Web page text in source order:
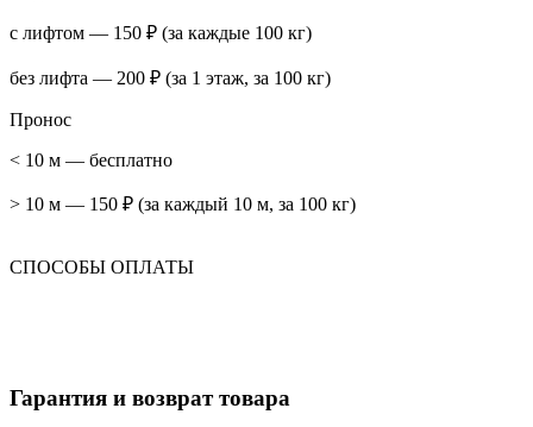
с лифтом — 150 ₽ (за каждые 100 кг)
без лифта — 200 ₽ (за 1 этаж, за 100 кг)
Пронос
< 10 м — бесплатно
> 10 м — 150 ₽ (за каждый 10 м, за 100 кг)
СПОСОБЫ ОПЛАТЫ
Гарантия и возврат товара